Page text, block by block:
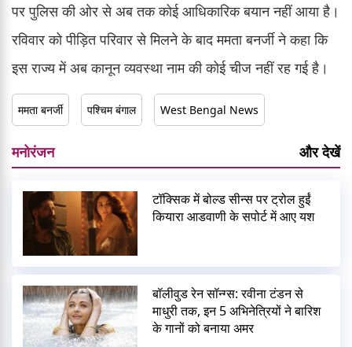
पर पुलिस की ओर से अब तक कोई आधिकारिक बयान नहीं आया है।
रविवार को पीड़ित परिवार से मिलने के बाद ममता बनर्जी ने कहा कि
इस राज्य में अब कानून व्यवस्था नाम की कोई चीज नहीं रह गई है।
ममता बनर्जी पश्चिम बंगाल West Bengal News
मनोरंजन और देखें
टॉक्सिक में बोल्ड सीन्स पर ट्रोल हुईं
कियारा आडवाणी के सपोर्ट में आए यश
बॉलीवुड रेन सॉन्ग्स: रवीना टंडन से
माधुरी तक, इन 5 अभिनेत्रियों ने बारिश
के गानों को बनाया अमर